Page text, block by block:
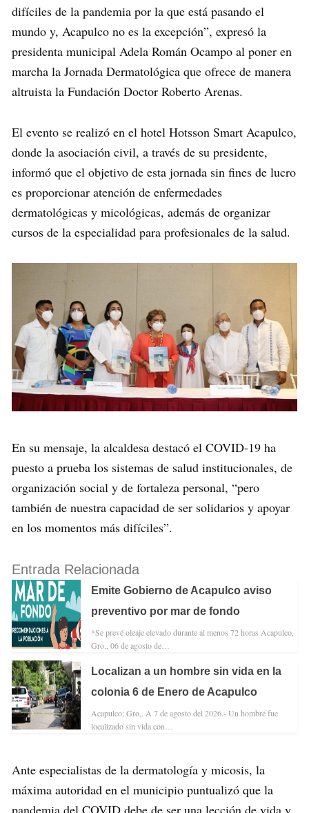
difíciles de la pandemia por la que está pasando el
mundo y, Acapulco no es la excepción”, expresó la
presidenta municipal Adela Román Ocampo al poner en
marcha la Jornada Dermatológica que ofrece de manera
altruista la Fundación Doctor Roberto Arenas.
El evento se realizó en el hotel Hotsson Smart Acapulco,
donde la asociación civil, a través de su presidente,
informó que el objetivo de esta jornada sin fines de lucro
es proporcionar atención de enfermedades
dermatológicas y micológicas, además de organizar
cursos de la especialidad para profesionales de la salud.
En su mensaje, la alcaldesa destacó el COVID-19 ha
puesto a prueba los sistemas de salud institucionales, de
organización social y de fortaleza personal, “pero
también de nuestra capacidad de ser solidarios y apoyar
en los momentos más difíciles”.
Entrada Relacionada
Emite Gobierno de Acapulco aviso
preventivo por mar de fondo
*Se prevé oleaje elevado durante al menos 72 horas Acapulco,
Gro., 06 de agosto de…
Localizan a un hombre sin vida en la
colonia 6 de Enero de Acapulco
Acapulco; Gro,. A 7 de agosto del 2026.- Un hombre fue
localizado sin vida con…
Ante especialistas de la dermatología y micosis, la
máxima autoridad en el municipio puntualizó que la